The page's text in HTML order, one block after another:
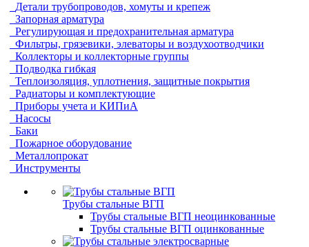
Детали трубопроводов, хомуты и крепеж
Запорная арматура
Регулирующая и предохранительная арматура
Фильтры, грязевики, элеваторы и воздухоотводчики
Коллекторы и коллекторные группы
Подводка гибкая
Теплоизоляция, уплотнения, защитные покрытия
Радиаторы и комплектующие
Приборы учета и КИПиА
Насосы
Баки
Пожарное оборудование
Металлопрокат
Инструменты
Трубы стальные ВГП
Трубы стальные ВГП неоцинкованные
Трубы стальные ВГП оцинкованные